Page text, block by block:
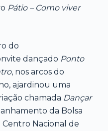
Pátio – Como viver
do
dançado Ponto
, nos arcos do
ajardinou uma
chamada Dançar
da Bolsa
Centro Nacional de